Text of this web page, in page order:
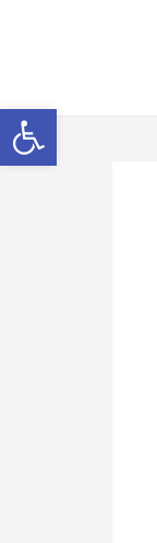
פתח סרגל נגישות